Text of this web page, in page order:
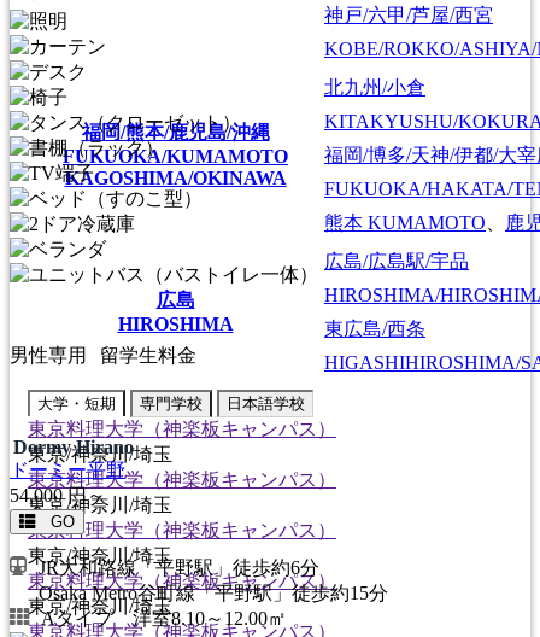
神戸/六甲/芦屋/西宮
KOBE/ROKKO/
福岡/熊本/鹿児島/沖縄
FUKUOKA/KUMAMOTO
KAGOSHIMA/OKINAWA
北九州/小倉
KITAKYUSHU/
福岡/博多/天神/伊都/大宰
FUKUOKA/HAKATA/
熊本 KUMAMOTO 鹿
広島
HIROSHIMA
広島/広島駅/宇品
HIROSHIMA/
東広島/西条
HIGASHIHIROSHIMA/
大学・短期 専門学校 日本語学校
東京料理大学（神楽板キャンパス）
東京/神奈川/埼玉
東京料理大学（神楽板キャンパス）
東京/神奈川/埼玉
東京料理大学（神楽板キャンパス）
東京/神奈川/埼玉
東京料理大学（神楽板キャンパス）
東京/神奈川/埼玉
東京料理大学（神楽板キャンパス）
男性専用 留学生料金
Dormy Hirano
ドーミー平野
54,000円～
GO
JR大和路線「平野駅」徒歩約6分
Osaka Metro谷町線「平野駅」徒歩約15分
Aタイプ 洋室8.10～12.00㎡